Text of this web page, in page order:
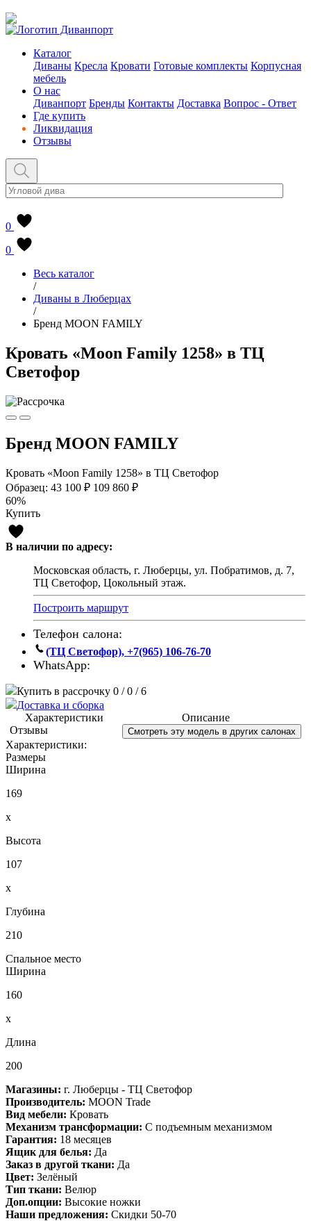
Каталог
Диваны Кресла Кровати Готовые комплекты Корпусная
мебель
О нас
Диванпорт Бренды Контакты Доставка Вопрос - Ответ
Где купить
Ликвидация
Отзывы
0
0
Весь каталог
/
Диваны в Люберцах
/
Бренд MOON FAMILY
Кровать «Moon Family 1258» в ТЦ
Светофор
Бренд MOON FAMILY
Кровать «Moon Family 1258» в ТЦ Светофор
Образец: 43 100 ₽ 109 860 ₽
60%
Купить
В наличии по адресу:
Московская область, г. Люберцы, ул. Побратимов, д. 7,
ТЦ Светофор, Цокольный этаж.
Построить маршрут
Телефон салона:
(ТЦ Светофор), +7(965) 106-76-70
WhatsApp:
Купить в рассрочку 0 / 0 / 6
Доставка и сборка
Характеристики
Описание
Отзывы
Смотреть эту модель в других салонах
Характеристики:
Размеры
Ширина
169
x
Высота
107
x
Глубина
210
Спальное место
Ширина
160
x
Длина
200
Магазины: г. Люберцы - ТЦ Светофор
Производитель: MOON Trade
Вид мебели: Кровать
Механизм трансформации: С подъемным механизмом
Гарантия: 18 месяцев
Ящик для белья: Да
Заказ в другой ткани: Да
Цвет: Зелёный
Тип ткани: Велюр
Доп.опции: Высокие ножки
Наши предложения: Скидки 50-70